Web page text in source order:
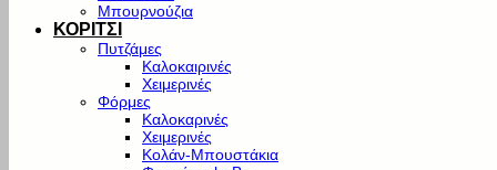
Μπουρνούζια
ΚΟΡΙΤΣΙ
Πυτζάμες
Καλοκαιρινές
Χειμερινές
Φόρμες
Καλοκαρινές
Χειμερινές
Κολάν-Μπουστάκια